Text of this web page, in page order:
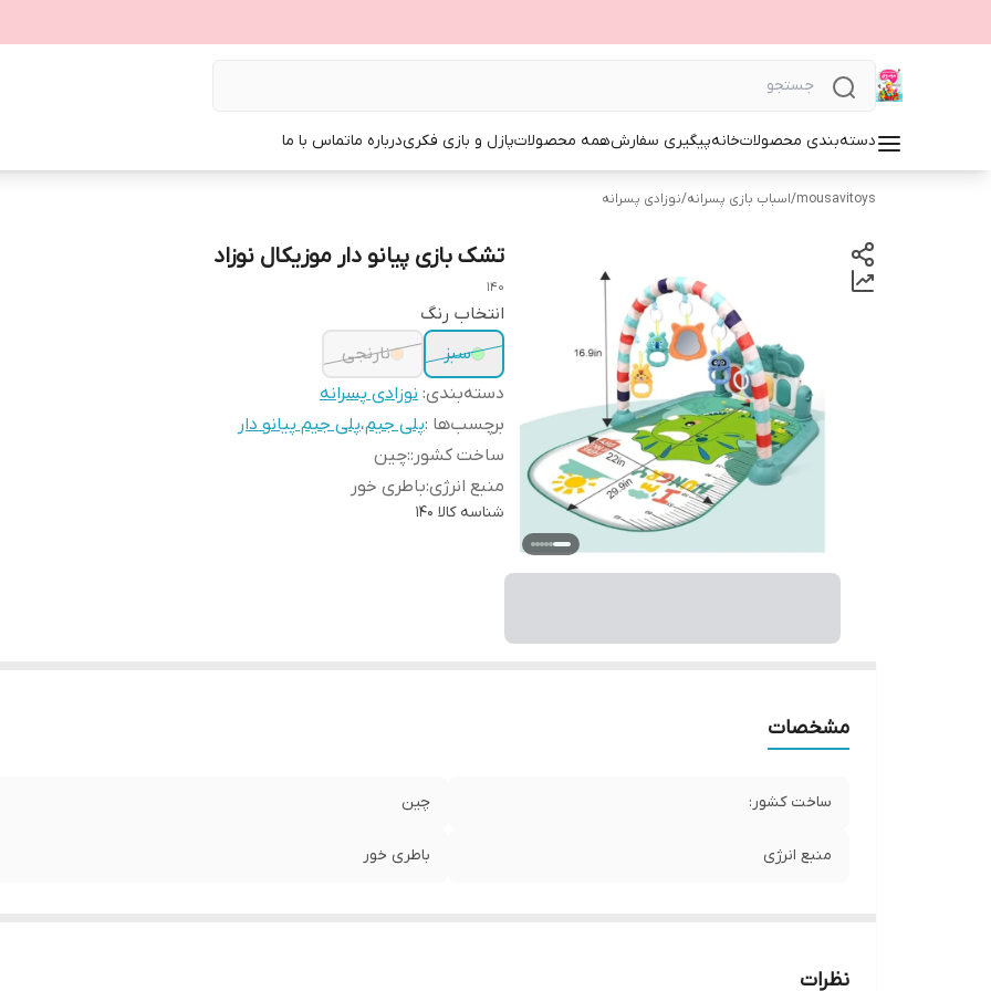
دسته‌بندی محصولاتخانهپیگیری سفارشهمه محصولاتپازل و بازی فکریدرباره ماتماس با ما
mousavitoys
/اسباب بازی پسرانه/نوزادی پسرانه
تشک بازی پیانو دار موزیکال نوزاد
140
انتخاب رنگ
سبز
نارنجی
دسته‌بندی: نوزادی پسرانه
برچسب‌ها :پلی جیم،پلی جیم پیانو دار
ساخت کشور::چین
منبع انرژی:باطری خور
شناسه کالا 140
مشخصات
ساخت کشور: چین
منبع انرژی باطری خور
نظرات